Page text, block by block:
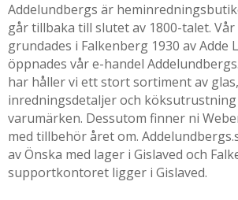
Addelundbergs är
går tillbaka till slutet av 1800-talet.
grundades i Falkenberg 1930 av Adde
öppnades vår e-handel
har håller vi ett stort sortiment av
inredningsdetaljer och
varumärken. Dessutom finner ni
med tillbehör året om.
av Önska med lager i Gislaved och
supportkontoret ligger i Gislaved.